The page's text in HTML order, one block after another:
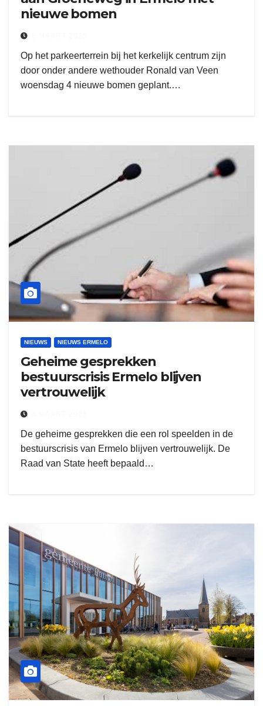
nieuwe bomen
Op het parkeerterrein bij het kerkelijk centrum zijn
door onder andere wethouder Ronald van Veen
woensdag 4 nieuwe bomen geplant.…
NIEUWS NIEUWS ERMELO
Geheime gesprekken
bestuurscrisis Ermelo blijven
vertrouwelijk
De geheime gesprekken die een rol speelden in de
bestuurscrisis van Ermelo blijven vertrouwelijk. De
Raad van State heeft bepaald…